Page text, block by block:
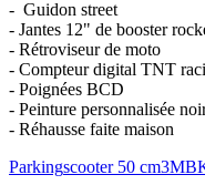
- Guidon street
- Jantes 12" de booster
- Rétroviseur de moto
- Compteur digital TNT
- Poignées BCD
- Peinture personnalisée
- Réhausse faite maison
Parkingscooter 50 cm3